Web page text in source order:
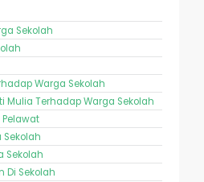
Sekolah
Warga Sekolah
Mulia Terhadap Warga Sekolah
Sekolah
Di Sekolah